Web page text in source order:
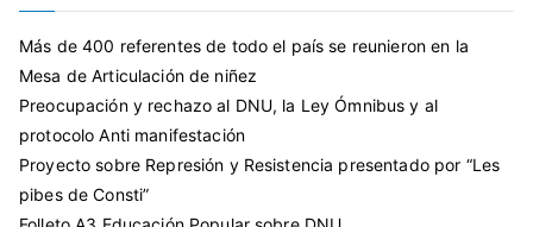
Más de 400 referentes de todo el país se reunieron en la
Mesa de Articulación de niñez
Preocupación y rechazo al DNU, la Ley Ómnibus y al
protocolo Anti manifestación
Proyecto sobre Represión y Resistencia presentado por “Les
pibes de Consti”